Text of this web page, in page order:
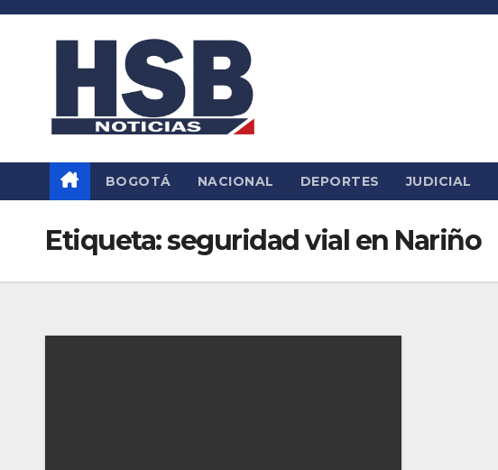
Saltar
BOGOTÁ NACIONAL DEPORTES JUDICIAL
Etiqueta:seguridad vial en Nariño